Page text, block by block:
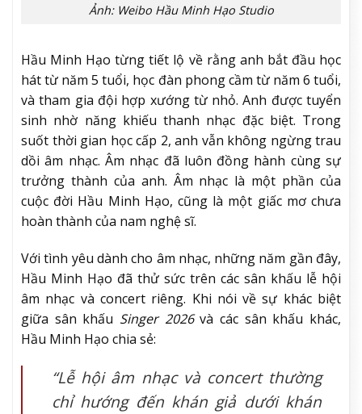
Ảnh: Weibo Hầu Minh Hạo Studio
Hầu Minh Hạo từng tiết lộ về rằng anh bắt đầu học
hát từ năm 5 tuổi, học đàn phong cầm từ năm 6 tuổi,
và tham gia đội hợp xướng từ nhỏ. Anh được tuyển
sinh nhờ năng khiếu thanh nhạc đặc biệt. Trong
suốt thời gian học cấp 2, anh vẫn không ngừng trau
dồi âm nhạc. Âm nhạc đã luôn đồng hành cùng sự
trưởng thành của anh. Âm nhạc là một phần của
cuộc đời Hầu Minh Hạo, cũng là một giấc mơ chưa
hoàn thành của nam nghệ sĩ.
Với tình yêu dành cho âm nhạc, những năm gần đây,
Hầu Minh Hạo đã thử sức trên các sân khấu lễ hội
âm nhạc và concert riêng. Khi nói về sự khác biệt
giữa sân khấu Singer 2026và các sân khấu khác,
Hầu Minh Hạo chia sẻ:
“Lễ hội âm nhạc và concert thường
chỉ hướng đến khán giả dưới khán